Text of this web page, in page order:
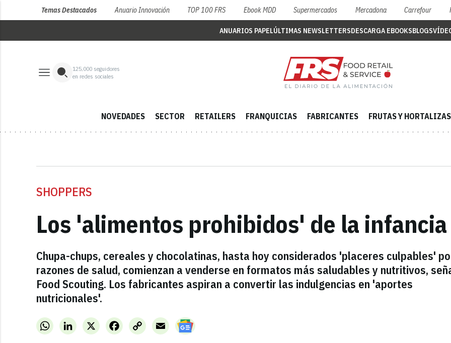
Temas Destacados Anuario Innovación TOP 100 FRS Ebook MDD Supermercados Mercadona Carrefour
ANUARIOS PAPELÚLTIMAS NEWSLETTERSDESCARGA EBOOKSBLOGS
125,000 seguidores
en redes sociales
NOVEDADES SECTOR RETAILERS FRANQUICIAS FABRICANTES FRUTAS Y HORTALIZAS
SHOPPERS
Los 'alimentos prohibidos' de la
Chupa-chups, cereales y chocolatinas, hasta hoy considerados 'placeres culpables'
razones de salud, comienzan a venderse en formatos más saludables y nutritivos,
Food Scouting. Los fabricantes aspiran a convertir las indulgencias en 'aportes
nutricionales'.
WhatsAppLinkedInX FacebookCopy
Link
Email